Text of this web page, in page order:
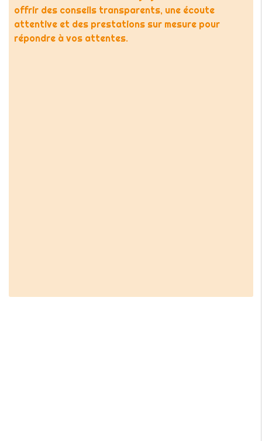
offrir des conseils transparents, une écoute
attentive et des prestations sur mesure pour
répondre à vos attentes.